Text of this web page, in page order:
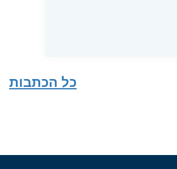
כל הכתבות